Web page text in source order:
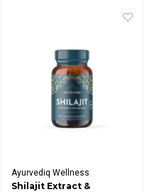
Ayurvediq Wellness
Shilajit Extract &